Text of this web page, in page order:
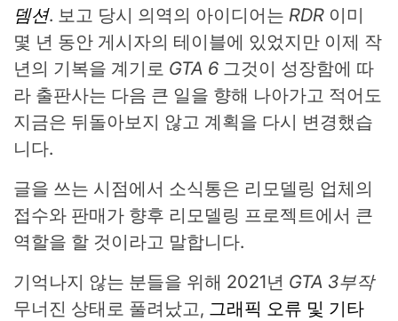
뎀션. 보고 당시 의역의 아이디어는 RDR 이미
몇 년 동안 게시자의 테이블에 있었지만 이제 작
년의 기복을 계기로 GTA 6 그것이 성장함에 따
라 출판사는 다음 큰 일을 향해 나아가고 적어도
지금은 뒤돌아보지 않고 계획을 다시 변경했습
니다.
글을 쓰는 시점에서 소식통은 리모델링 업체의
접수와 판매가 향후 리모델링 프로젝트에서 큰
역할을 할 것이라고 말합니다.
기억나지 않는 분들을 위해 2021년 GTA 3부작
무너진 상태로 풀려났고, 그래픽 오류 및 기타